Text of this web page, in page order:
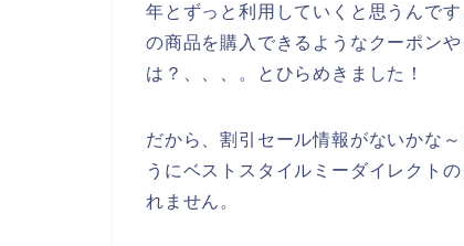
年とずっと利用していくと思うんで
の商品を購入できるようなクーポン
は？、、、。とひらめきました！
だから、割引セール情報がないかな
うにベストスタイルミーダイレクト
れません。